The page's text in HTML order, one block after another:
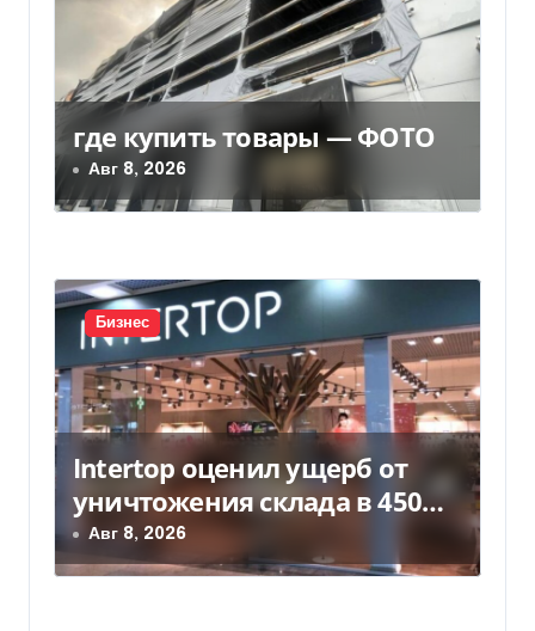
о
з
а
п
и
с
я
м
где купить товары — ФОТО
Авг 8, 2026
Бизнес
Intertop оценил ущерб от
уничтожения склада в 450
млн грн
Авг 8, 2026